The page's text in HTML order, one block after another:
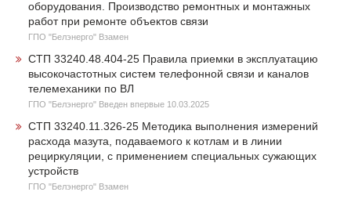
оборудования. Производство ремонтных и монтажных
работ при ремонте объектов связи
ГПО "Белэнерго" Взамен
СТП 33240.48.404-25 Правила приемки в эксплуатацию
высокочастотных систем телефонной связи и каналов
телемеханики по ВЛ
ГПО "Белэнерго" Введен впервые 10.03.2025
СТП 33240.11.326-25 Методика выполнения измерений
расхода мазута, подаваемого к котлам и в линии
рециркуляции, с применением специальных сужающих
устройств
ГПО "Белэнерго" Взамен